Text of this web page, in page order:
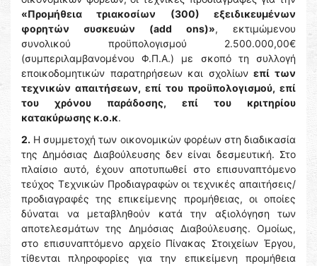
«Προμήθεια τριακοσίων (300) εξειδικευμένων
φορητών συσκευών (add ons)», εκτιμώμενου
συνολικού προϋπολογισμού 2.500.000,00€
(συμπεριλαμβανομένου Φ.Π.Α.) με σκοπό τη συλλογή
εποικοδομητικών παρατηρήσεων και σχολίωνεπί των
τεχνικών απαιτήσεων, επί του προϋπολογισμού, επί
του χρόνου παράδοσης, επί του κριτηρίου
κατακύρωσης κ.ο.κ.
2. H συμμετοχή των οικονομικών φορέων στη διαδικασία
της Δημόσιας Διαβούλευσης δεν είναι δεσμευτική. Στο
πλαίσιο αυτό, έχουν αποτυπωθεί στο επισυναπτόμενο
τεύχος Τεχνικών Προδιαγραφών οι τεχνικές απαιτήσεις/
προδιαγραφές της επικείμενης προμήθειας, οι οποίες
δύναται να μεταβληθούν κατά την αξιολόγηση των
αποτελεσμάτων της Δημόσιας Διαβούλευσης. Ομοίως,
στο επισυναπτόμενο αρχείο Πίνακας Στοιχείων Έργου,
τίθενται πληροφορίες για την επικείμενη προμήθεια